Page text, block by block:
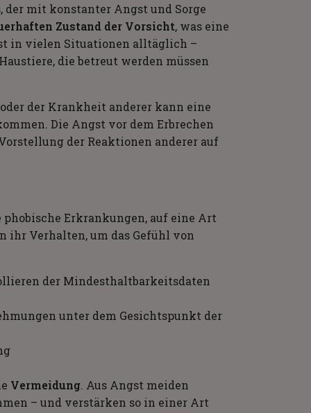
mit konstanter Angst und Sorge
Zustand der Vorsicht, was eine
in vielen Situationen alltäglich –
die betreut werden müssen
der Krankheit anderer kann eine
Die Angst vor dem Erbrechen
der Reaktionen anderer auf
Erkrankungen, auf eine Art
ihr Verhalten, um das Gefühl von
der Mindesthaltbarkeitsdaten
unter dem Gesichtspunkt der
Vermeidung. Aus Angst meiden
– und verstärken so in einer Art